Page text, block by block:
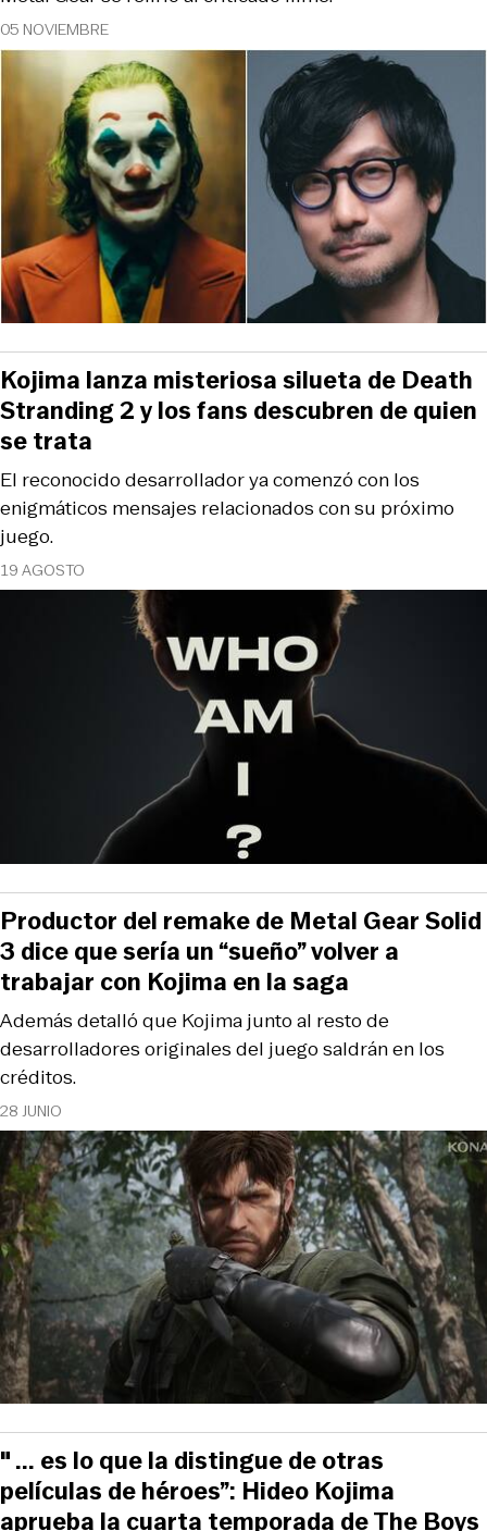
05 NOVIEMBRE
19 AGOSTO
El reconocido desarrollador ya comenzó con los
enigmáticos mensajes relacionados con su próximo
juego.
Kojima lanza misteriosa silueta de Death
Stranding 2 y los fans descubren de quien
se trata
28 JUNIO
Además detalló que Kojima junto al resto de
desarrolladores originales del juego saldrán en los
créditos.
Productor del remake de Metal Gear Solid
3 dice que sería un “sueño” volver a
trabajar con Kojima en la saga
" ... es lo que la distingue de otras
películas de héroes”: Hideo Kojima
aprueba la cuarta temporada de The Boys